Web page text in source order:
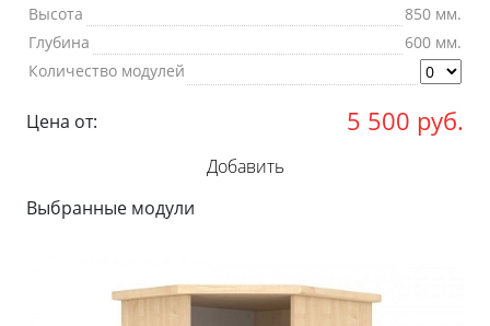
Высота
850 мм.
Глубина
600 мм.
Количество модулей
Цена от: 5 500 руб.
Добавить
Выбранные модули